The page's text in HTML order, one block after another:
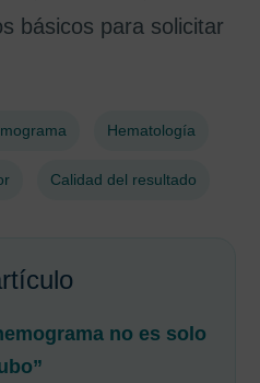
básicos para solicitar
Hematología
Calidad del resultado
no es solo